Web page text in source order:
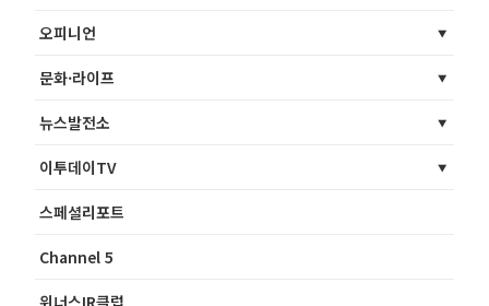
오피니언
문화·라이프
뉴스발전소
이투데이TV
스페셜리포트
Channel 5
위너스IR클럽